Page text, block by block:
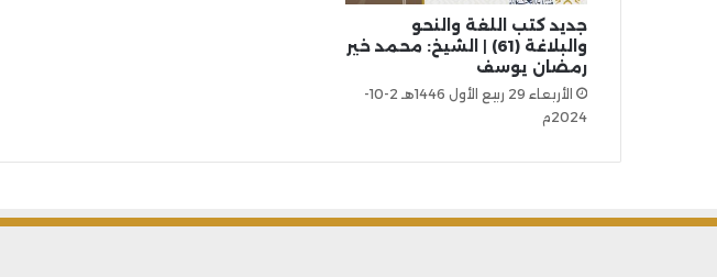
جديد كتب اللغة والنحو
والبلاغة (61) | الشيخ: محمد خير
رمضان يوسف
الأربعاء 29 ربيع الأول 1446هـ 2-10-
2024م